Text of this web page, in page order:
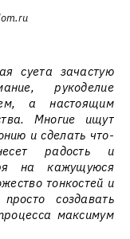
суета зачастую
рукоделие
а настоящим
Многие ищут
и сделать что-
радость и
на кажущуюся
тонкостей и
создавать
максимум